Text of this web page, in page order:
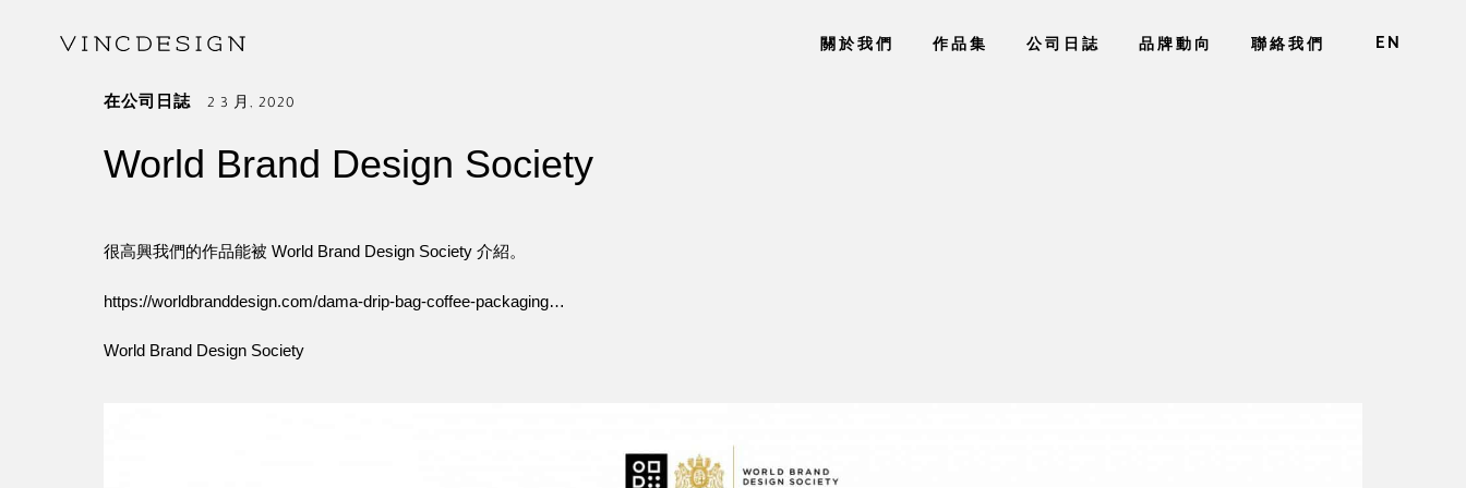
關於我們 作品集 公司日誌 品牌動向 聯絡我們 EN
在公司日誌 2 3 月, 2020
World Brand Design Society
很高興我們的作品能被 World Brand Design Society 介紹。
https://worldbranddesign.com/dama-drip-bag-coffee-packaging…
World Brand Design Society